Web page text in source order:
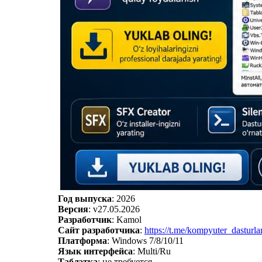
Год выпуска: 2026
Версия: v27.05.2026
Разработчик: Kamol
Сайт разработчика: https://t.me/
Платформа: Windows 7/8/10/11
Язык интерфейса: Multi/Ru